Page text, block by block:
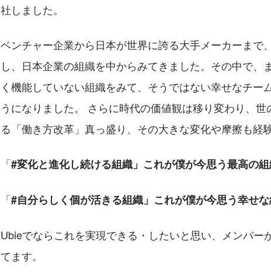
社しました。
ベンチャー企業から日本が世界に誇る大手メーカーまで
し、日本企業の組織を中からみてきました。その中で、
く機能していない組織をみて、そうではない幸せなチー
うになりました。 さらに時代の価値観は移り変わり、
る「働き方改革」真っ盛り、その大きな変化や摩擦も経
「#変化と進化し続ける組織」これが僕が今思う最高の
「#自分らしく個が活きる組織」これが僕が今思う幸せ
Ubieでならこれを実現できる・したいと思い、メンバー
てます。